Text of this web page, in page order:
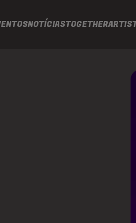
NOTÍCIASTOGETHER